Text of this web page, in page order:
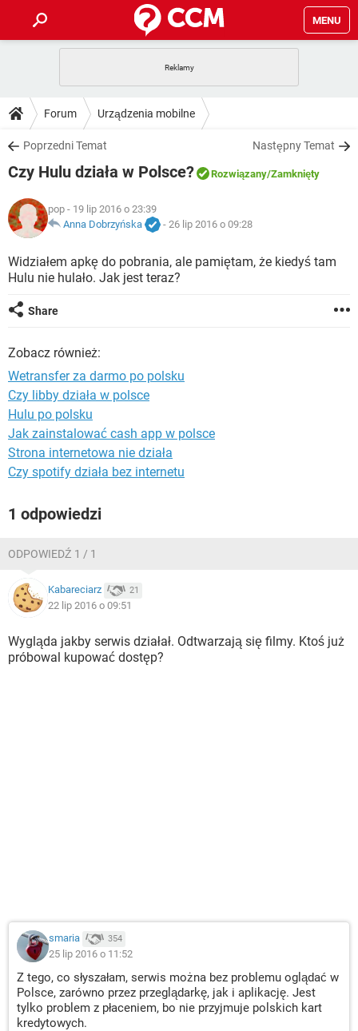
MENU
GRY WHATSAPP
SPOTIFY
INSTAGRAM FACEBOOK
WINDOWS 10
PORADY
PlayStation TIKTOK
INSTAGRAM
WINDOWS 10
DO POBRANIA
ANDROID TIKTOK
GRY
IOS NETFLIX
INSTAGRAM FACEBOOK
WINDOWS 10
FORUM
COVID-19
GRY
SPOTIFY NETFLIX
ARTYKUŁY
COVID-19 TIKTOK
GRY
SPOTIFY
Forum Urządzenia mobilne
Poprzedni Temat Następny Temat
Czy Hulu działa w Polsce? Rozwiązany/Zamknięty
pop - 19 lip 2016 o 23:39
Anna Dobrzyńska
- 26 lip 2016 o 09:28
Widziałem apkę do pobrania, ale pamiętam, że kiedyś tam
Hulu nie hulało. Jak jest teraz?
Share
Zobacz również:
Wetransfer za darmo po polsku
Czy libby działa w polsce
Hulu po polsku
Jak zainstalować cash app w polsce
Strona internetowa nie działa
Czy spotify działa bez internetu
1 odpowiedzi
ODPOWIEDŹ 1 / 1
Kabareciarz 21
22 lip 2016 o 09:51
Wygląda jakby serwis działał. Odtwarzają się filmy. Ktoś już
próbowal kupować dostęp?
smaria 354
25 lip 2016 o 11:52
Z tego, co słyszałam, serwis można bez problemu oglądać w
Polsce, zarówno przez przeglądarkę, jak i aplikację. Jest
tylko problem z płaceniem, bo nie przyjmuje polskich kart
kredytowych.